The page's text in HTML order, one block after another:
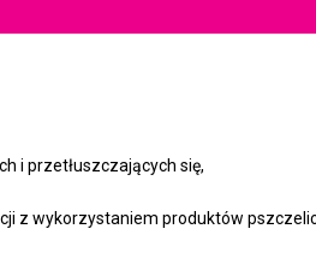
i przetłuszczających się,
z wykorzystaniem produktów